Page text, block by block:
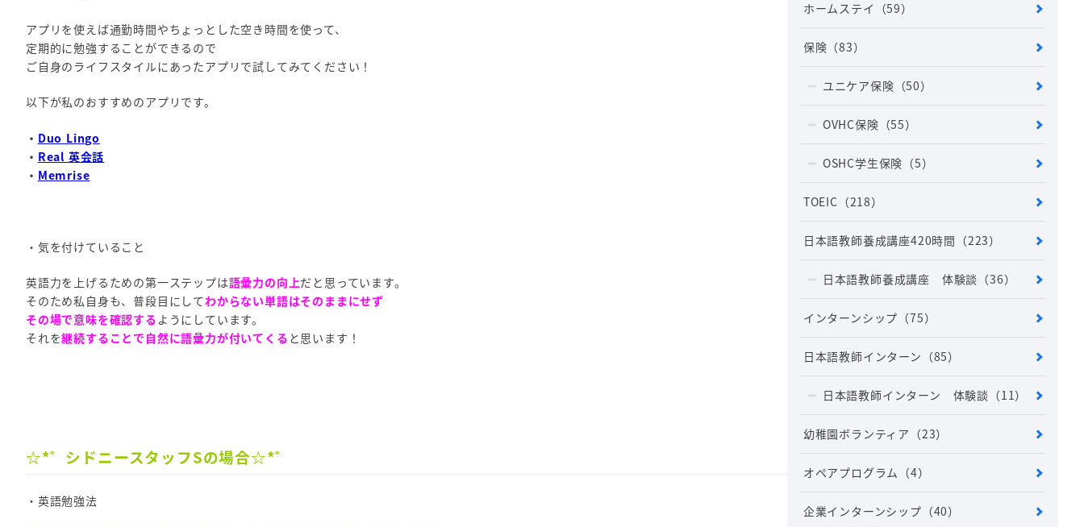
アプリを使えば通勤時間やちょっとした空き時間を使って、
定期的に勉強することができるので
ご自身のライフスタイルにあったアプリで試してみてください！
以下が私のおすすめのアプリです。
・ Duo Lingo
・ Real 英会話
・ Memrise
・気を付けていること
英語力を上げるための第一ステップは語彙力の向上だと思っています。
そのため私自身も、普段目にしてわからない単語はそのままにせず
その場で意味を確認するようにしています。
それを継続することで自然に語彙力が付いてくる と思います！
☆*゜シドニースタッフSの場合☆*゜
・英語勉強法
ホームステイ （59）
保険 （83）
ユニケア保険 （50）
OVHC保険 （55）
OSHC学生保険 （5）
TOEIC （218）
日本語教師養成講座420時間 （223）
日本語教師養成講座 体験談 （36）
インターンシップ （75）
日本語教師インターン （85）
日本語教師インターン 体験談 （11）
幼稚園ボランティア （23）
オペアプログラム （4）
企業インターンシップ （40）